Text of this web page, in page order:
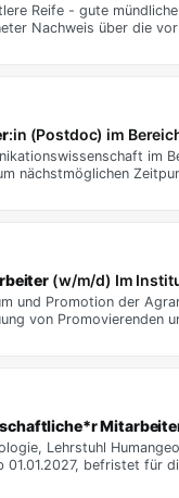
Reife - gute
Nachweis über die
:in (Postdoc) im
im
nächstmöglichen
(w/m/d) Im
und Promotion der
von Promovierenden
Lehrstuhl
01.01.2027, befristet für